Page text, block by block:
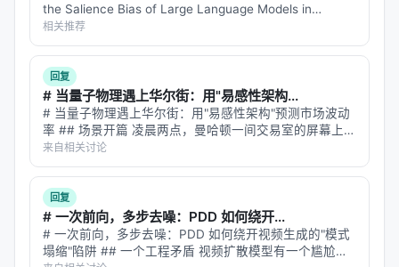
标量输入/输出：直接映射
二维数组：首行指定行数，后续每行空格分隔
这样既保留了原题的算法难度，又实现了跨语言的统
一评估。
---
三、实验结果：Python 霸权与语言鸿沟
3.1 总体性能格局（Top 10 模型，Feb-May
2025 数据）
the Salience Bias of Large Language Models in
Commonsense Reasoning** **…
相关推荐
回复
# 当量子物理遇上华尔街：用"易感性架构...
# 当量子物理遇上华尔街：用"易感性架构"预测市场波动
率 ## 场景开篇 凌晨两点，曼哈顿一间交易室的屏幕上，
VIX 指数突然从 15 跳到 28。波动率来了。 交易员知道接
下来会发生什么：市场会进入一种"状态切换"——从平静
的随机游走变…
来自相关讨论
回复
# 一次前向，多步去噪：PDD 如何绕开...
# 一次前向，多步去噪：PDD 如何绕开视频生成的"模式
塌缩"陷阱 ## 一个工程矛盾 视频扩散模型有一个尴尬的